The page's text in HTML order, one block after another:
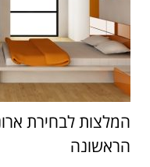
המלצות לבחירת
הראשונה